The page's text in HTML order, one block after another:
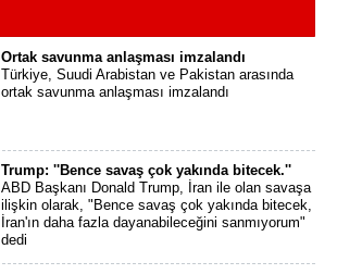
Ortak savunma anlaşması imzalandı
Türkiye, Suudi Arabistan ve Pakistan arasında
ortak savunma anlaşması imzalandı
Trump: ''Bence savaş çok yakında bitecek.''
ABD Başkanı Donald Trump, İran ile olan savaşa
ilişkin olarak, "Bence savaş çok yakında bitecek,
İran'ın daha fazla dayanabileceğini sanmıyorum"
dedi